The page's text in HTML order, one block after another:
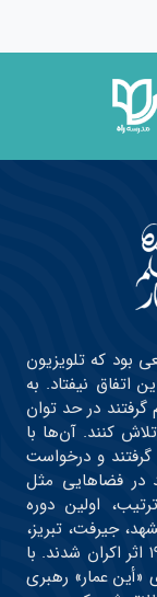
بود که تلویزیون
اتفاق نیفتاد. به
در حد توان
کنند. آن‌ها با
و درخواست
در فضاهایی مثل
اولین دوره
مثل مشهد، جیرفت، تبریز،
تهران و… به صورت مردمی برگزار شد و حدود ۱۹ اثر اکران شدند. با
«أین عمار» رهبری